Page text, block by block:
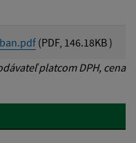
(PDF, 146.18KB )
platcom DPH, cena